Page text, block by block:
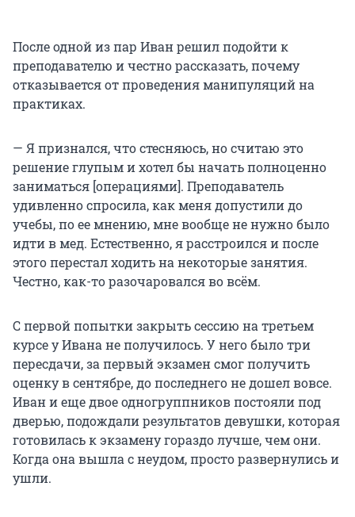
После одной из пар Иван решил подойти к
преподавателю и честно рассказать, почему
отказывается от проведения манипуляций на
практиках.
— Я признался, что стесняюсь, но считаю это
решение глупым и хотел бы начать полноценно
заниматься [операциями]. Преподаватель
удивленно спросила, как меня допустили до
учебы, по ее мнению, мне вообще не нужно было
идти в мед. Естественно, я расстроился и после
этого перестал ходить на некоторые занятия.
Честно, как-то разочаровался во всём.
С первой попытки закрыть сессию на третьем
курсе у Ивана не получилось. У него было три
пересдачи, за первый экзамен смог получить
оценку в сентябре, до последнего не дошел вовсе.
Иван и еще двое одногруппников постояли под
дверью, подождали результатов девушки, которая
готовилась к экзамену гораздо лучше, чем они.
Когда она вышла с неудом, просто развернулись и
ушли.